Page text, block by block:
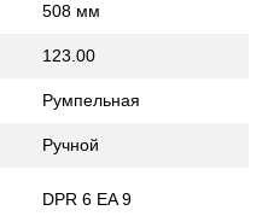
508 мм
123.00
Румпельная
Ручной
DPR 6 EA 9